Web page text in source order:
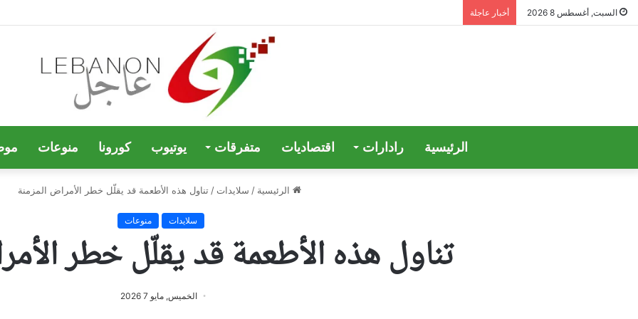
السبت, أغسطس 8 2026 أخبار عاجلة
الرئيسية رادارات اقتصاديات متفرقات يوتيوب كورونا منوعات
الرئيسية / سلايدات / تناول هذه الأطعمة قد يقلّل خطر الأمراض المزمنة
سلايدات منوعات
تناول هذه الأطعمة قد يقلّل خطر
الخميس, مايو 7 2026